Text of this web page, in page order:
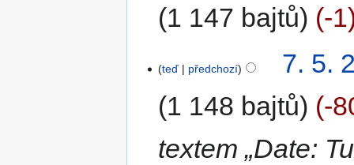
1 147 bajtů
-1
teď předchozí
7. 5.
1 148 bajtů
-
textem „Date: